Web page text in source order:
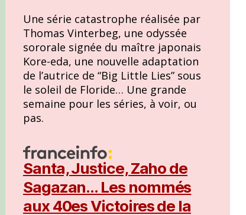
Une série catastrophe réalisée par
Thomas Vinterbeg, une odyssée
sororale signée du maître japonais
Kore-eda, une nouvelle adaptation
de l’autrice de “Big Little Lies” sous
le soleil de Floride… Une grande
semaine pour les séries, à voir, ou
pas.
Santa, Justice, Zaho de
Sagazan… Les nommés
aux 40es Victoires de la